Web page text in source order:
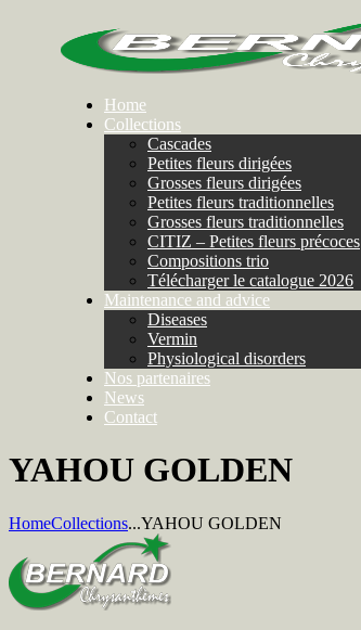
Home
Collections
Cascades
Petites fleurs dirigées
Grosses fleurs dirigées
Petites fleurs traditionnelles
Grosses fleurs traditionnelles
CITIZ – Petites fleurs précoces
Compositions trio
Télécharger le catalogue 2026
Maintenance and advice
Diseases
Vermin
Physiological disorders
Nos partenaires
News
Contact
YAHOU GOLDEN
HomeCollections...YAHOU GOLDEN